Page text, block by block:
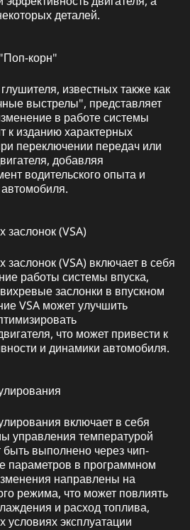
деталей.
корн"
известных также как
выстрелы", представляет
в работе системы
к изданию характерных
переключении передач или
добавляя
водительского опыта и
(VSA)
(VSA) включает в себя
работы системы впуска,
заслонки в впускном
VSA может улучшить
что может привести к
и динамики автомобиля.
включает в себя
управления температурой
выполнено через чип-
параметров в программном
направлены на
режима, что может повлиять
и расход топлива,
условиях эксплуатации